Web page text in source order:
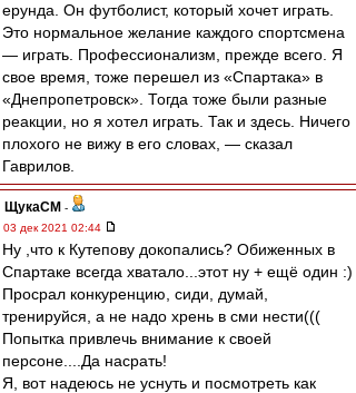
ерунда. Он футболист, который хочет играть.
Это нормальное желание каждого спортсмена
— играть. Профессионализм, прежде всего. Я
свое время, тоже перешел из «Спартака» в
«Днепропетровск». Тогда тоже были разные
реакции, но я хотел играть. Так и здесь. Ничего
плохого не вижу в его словах, — сказал
Гаврилов.
ЩукаСМ -
03 дек 2021 02:44
Ну ,что к Кутепову докопались? Обиженных в
Спартаке всегда хватало...этот ну + ещё один :)
Просрал конкуренцию, сиди, думай,
тренируйся, а не надо хрень в сми нести(((
Попытка привлечь внимание к своей
персоне....Да насрать!
Я, вот надеюсь не уснуть и посмотреть как